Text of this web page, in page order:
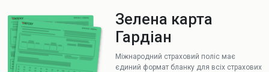
Зелена карта
Гардіан
Міжнародний страховий поліс має
єдиний формат бланку для всіх страхових